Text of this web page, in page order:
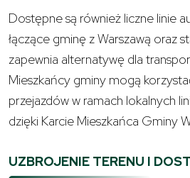
Dostępne są również liczne linie
łączące gminę z Warszawą oraz
zapewnia alternatywę dla
Mieszkańcy gminy mogą
przejazdów w ramach lokalnych
dzięki Karcie Mieszkańca Gminy
UZBROJENIE TERENU I